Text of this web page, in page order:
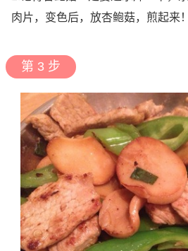
肉片，变色后，放杏鲍菇，煎起来！
第 3 步